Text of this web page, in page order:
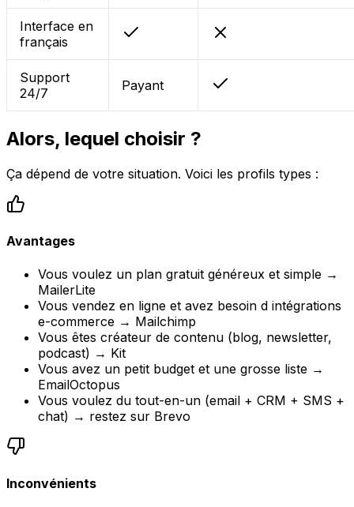
Interface en
français
Support
24/7
Payant
Alors, lequel choisir ?
Ça dépend de votre situation. Voici les profils types :
Avantages
Vous voulez un plan gratuit généreux et simple →
MailerLite
Vous vendez en ligne et avez besoin d intégrations
e-commerce → Mailchimp
Vous êtes créateur de contenu (blog, newsletter,
podcast) → Kit
Vous avez un petit budget et une grosse liste →
EmailOctopus
Vous voulez du tout-en-un (email + CRM + SMS +
chat) → restez sur Brevo
Inconvénients